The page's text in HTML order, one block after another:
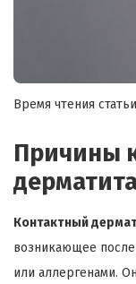
Время чтения
Причины
Контактный
возникающее
или аллергенами.